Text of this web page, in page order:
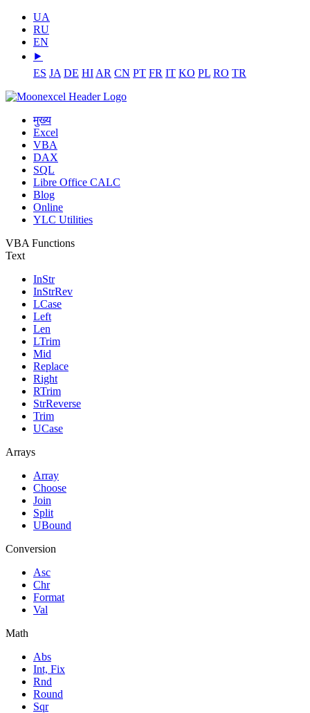
UA
RU
EN
⯈
ES JA DE HI AR CN PT FR IT KO PL RO TR
मुख्य
Excel
VBA
DAX
SQL
Libre Office CALC
Blog
Online
YLC Utilities
VBA Functions
Text
InStr
InStrRev
LCase
Left
Len
LTrim
Mid
Replace
Right
RTrim
StrReverse
Trim
UCase
Arrays
Array
Choose
Join
Split
UBound
Conversion
Asc
Chr
Format
Val
Math
Abs
Int, Fix
Rnd
Round
Sqr